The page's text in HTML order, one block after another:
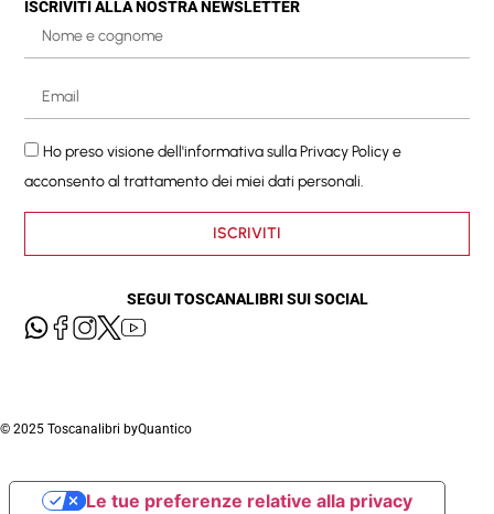
ISCRIVITI ALLA NOSTRA NEWSLETTER
Ho preso visione dell'informativa sullaPrivacy Policye
acconsento al trattamento dei miei dati personali.
ISCRIVITI
SEGUI TOSCANALIBRI SUI SOCIAL
© 2025 Toscanalibri byQuantico
Le tue preferenze relative alla privacy